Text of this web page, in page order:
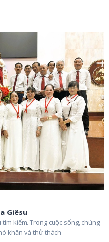
Giêsu
kiếm. Trong cuộc sống, chúng
khăn và thử thách